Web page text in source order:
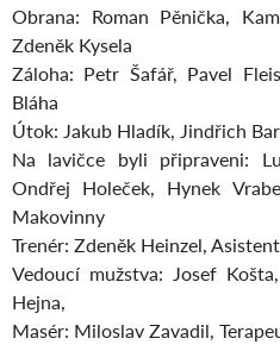
Obrana: Roman Pěnička,
Zdeněk Kysela
Záloha: Petr Šafář, Pavel
Bláha
Útok: Jakub Hladík, Jindřich
Na lavičce byli připraveni:
Ondřej Holeček, Hynek
Makovinny
Trenér: Zdeněk Heinzel,
Vedoucí mužstva: Josef
Hejna,
Masér: Miloslav Zavadil,